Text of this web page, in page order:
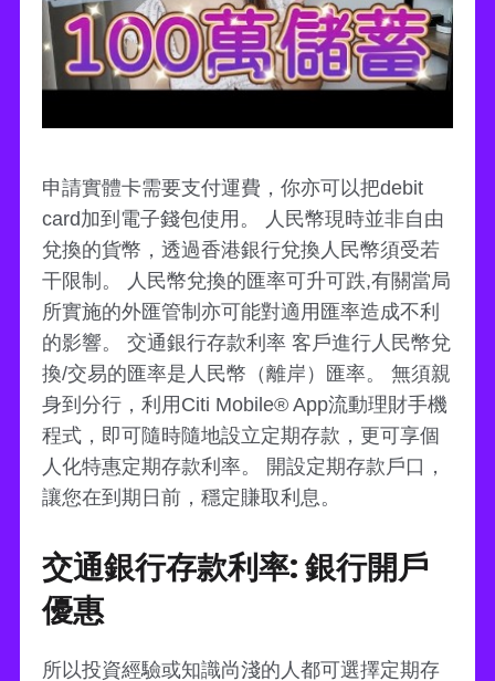
申請實體卡需要支付運費，你亦可以把debit
card加到電子錢包使用。 人民幣現時並非自由
兌換的貨幣，透過香港銀行兌換人民幣須受若
干限制。 人民幣兌換的匯率可升可跌,有關當局
所實施的外匯管制亦可能對適用匯率造成不利
的影響。 交通銀行存款利率 客戶進行人民幣兌
換/交易的匯率是人民幣（離岸）匯率。 無須親
身到分行，利用Citi Mobile® App流動理財手機
程式，即可隨時隨地設立定期存款，更可享個
人化特惠定期存款利率。 開設定期存款戶口，
讓您在到期日前，穩定賺取利息。
交通銀行存款利率: 銀行開戶
優惠
所以投資經驗或知識尚淺的人都可選擇定期存